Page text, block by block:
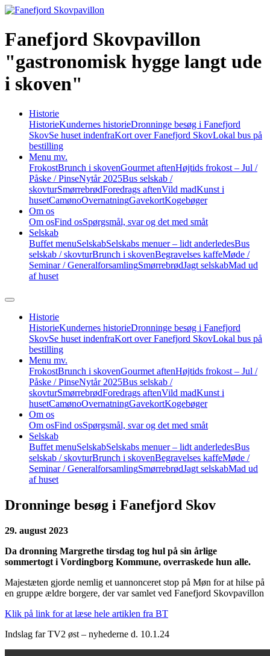
Fanefjord Skovpavillon
"gastronomisk hygge langt ude
i skoven"
Historie
HistorieKundernes historieDronninge besøg i Fanefjord
SkovSe huset indenfraKort over Fanefjord SkovLokal bus på
bestilling
Menu mv.
FrokostBrunch i skovenGourmet aftenHøjtids frokost – Jul /
Påske / PinseNytår 2025Bus selskab /
skovturSmørrebrødForedrags aftenVild madKunst i
husetCamønoOvernatningGavekortKogebøger
Om os
Om osFind osSpørgsmål, svar og det med småt
Selskab
Buffet menuSelskabSelskabs menuer – lidt anderledesBus
selskab / skovturBrunch i skovenBegravelses kaffeMøde /
Seminar / GeneralforsamlingSmørrebrødJagt selskabMad ud
af huset
Historie
HistorieKundernes historieDronninge besøg i Fanefjord
SkovSe huset indenfraKort over Fanefjord SkovLokal bus på
bestilling
Menu mv.
FrokostBrunch i skovenGourmet aftenHøjtids frokost – Jul /
Påske / PinseNytår 2025Bus selskab /
skovturSmørrebrødForedrags aftenVild madKunst i
husetCamønoOvernatningGavekortKogebøger
Om os
Om osFind osSpørgsmål, svar og det med småt
Selskab
Buffet menuSelskabSelskabs menuer – lidt anderledesBus
selskab / skovturBrunch i skovenBegravelses kaffeMøde /
Seminar / GeneralforsamlingSmørrebrødJagt selskabMad ud
af huset
Dronninge besøg i Fanefjord Skov
29. august 2023
Da dronning Margrethe tirsdag tog hul på sin årlige
sommertogt i Vordingborg Kommune, overraskede hun alle.
Majestæten gjorde nemlig et uannonceret stop på Møn for at hilse på
en gruppe ældre borgere, der var samlet ved Fanefjord Skovpavillon
Klik på link for at læse hele artiklen fra BT
Indslag far TV2 øst – nyhederne d. 10.1.24